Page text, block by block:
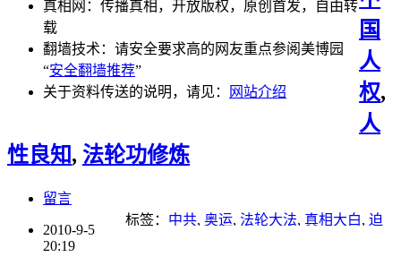
真相网：传播真相，开放版权，原创首发，自由转
载
翻墙技术：请安全要求高的网友重点参阅美博园
“安全翻墙推荐”
关于资料传送的说明，请见：
网站介绍
国
人
权,
人
性良知, 法轮功修炼
留言
标签： 中共, 奥运, 法轮大法, 真相大白, 迫
2010-9-5
20:19